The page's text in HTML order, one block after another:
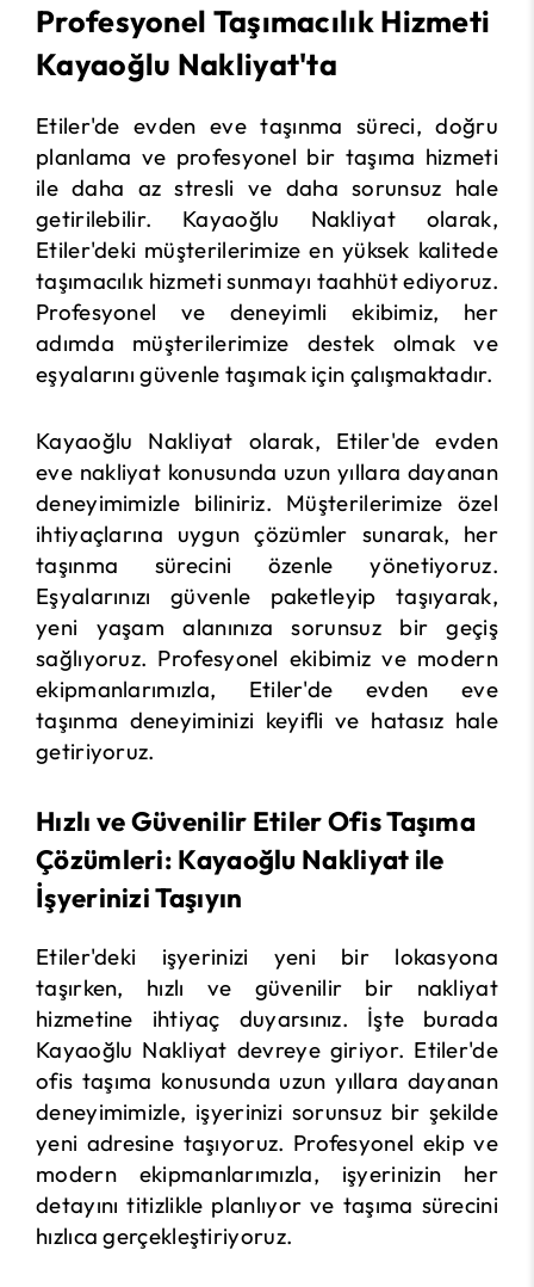
Profesyonel Taşımacılık Hizmeti
Kayaoğlu Nakliyat'ta
Etiler'de evden eve taşınma süreci, doğru
planlama ve profesyonel bir taşıma hizmeti
ile daha az stresli ve daha sorunsuz hale
getirilebilir. Kayaoğlu Nakliyat olarak,
Etiler'deki müşterilerimize en yüksek kalitede
taşımacılık hizmeti sunmayı taahhüt ediyoruz.
Profesyonel ve deneyimli ekibimiz, her
adımda müşterilerimize destek olmak ve
eşyalarını güvenle taşımak için çalışmaktadır.
Kayaoğlu Nakliyat olarak, Etiler'de evden
eve nakliyat konusunda uzun yıllara dayanan
deneyimimizle biliniriz. Müşterilerimize özel
ihtiyaçlarına uygun çözümler sunarak, her
taşınma sürecini özenle yönetiyoruz.
Eşyalarınızı güvenle paketleyip taşıyarak,
yeni yaşam alanınıza sorunsuz bir geçiş
sağlıyoruz. Profesyonel ekibimiz ve modern
ekipmanlarımızla, Etiler'de evden eve
taşınma deneyiminizi keyifli ve hatasız hale
getiriyoruz.
Hızlı ve Güvenilir Etiler Ofis Taşıma
Çözümleri: Kayaoğlu Nakliyat ile
İşyerinizi Taşıyın
Etiler'deki işyerinizi yeni bir lokasyona
taşırken, hızlı ve güvenilir bir nakliyat
hizmetine ihtiyaç duyarsınız. İşte burada
Kayaoğlu Nakliyat devreye giriyor. Etiler'de
ofis taşıma konusunda uzun yıllara dayanan
deneyimimizle, işyerinizi sorunsuz bir şekilde
yeni adresine taşıyoruz. Profesyonel ekip ve
modern ekipmanlarımızla, işyerinizin her
detayını titizlikle planlıyor ve taşıma sürecini
hızlıca gerçekleştiriyoruz.